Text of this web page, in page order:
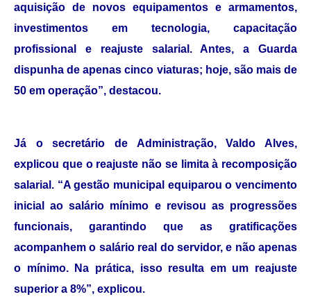
aquisição de novos equipamentos e armamentos,
investimentos em tecnologia, capacitação
profissional e reajuste salarial. Antes, a Guarda
dispunha de apenas cinco viaturas; hoje, são mais de
50 em operação”, destacou.
Já o secretário de Administração, Valdo Alves,
explicou que o reajuste não se limita à recomposição
salarial. “A gestão municipal equiparou o vencimento
inicial ao salário mínimo e revisou as progressões
funcionais, garantindo que as gratificações
acompanhem o salário real do servidor, e não apenas
o mínimo. Na prática, isso resulta em um reajuste
superior a 8%”, explicou.